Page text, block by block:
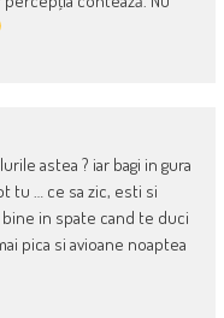
astea ? iar bagi in gura
tu … ce sa zic, esti si
in spate cand te duci
pica si avioane noaptea